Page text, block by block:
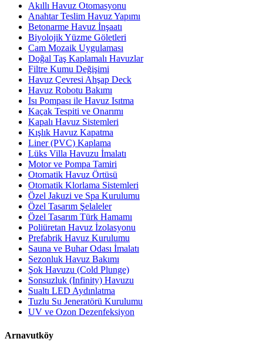
Akıllı Havuz Otomasyonu
Anahtar Teslim Havuz Yapımı
Betonarme Havuz İnşaatı
Biyolojik Yüzme Göletleri
Cam Mozaik Uygulaması
Doğal Taş Kaplamalı Havuzlar
Filtre Kumu Değişimi
Havuz Çevresi Ahşap Deck
Havuz Robotu Bakımı
Isı Pompası ile Havuz Isıtma
Kaçak Tespiti ve Onarımı
Kapalı Havuz Sistemleri
Kışlık Havuz Kapatma
Liner (PVC) Kaplama
Lüks Villa Havuzu İmalatı
Motor ve Pompa Tamiri
Otomatik Havuz Örtüsü
Otomatik Klorlama Sistemleri
Özel Jakuzi ve Spa Kurulumu
Özel Tasarım Şelaleler
Özel Tasarım Türk Hamamı
Poliüretan Havuz İzolasyonu
Prefabrik Havuz Kurulumu
Sauna ve Buhar Odası İmalatı
Sezonluk Havuz Bakımı
Şok Havuzu (Cold Plunge)
Sonsuzluk (Infinity) Havuzu
Sualtı LED Aydınlatma
Tuzlu Su Jeneratörü Kurulumu
UV ve Ozon Dezenfeksiyon
Arnavutköy